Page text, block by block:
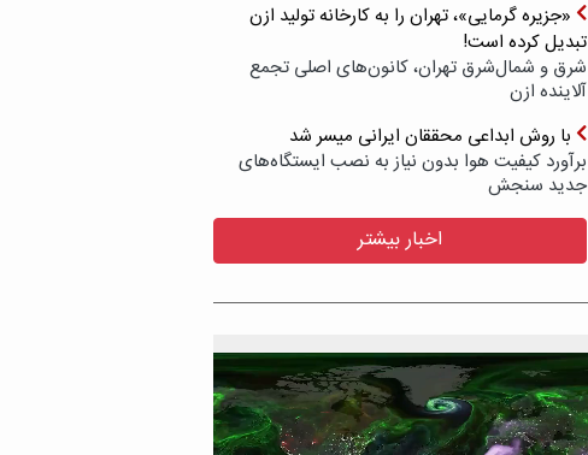
«جزیره گرمایی»، تهران را به کارخانه تولید ازن
تبدیل کرده است!
شرق و شمال‌شرق تهران، کانون‌های اصلی تجمع
آلاینده ازن
با روش ابداعی محققان ایرانی میسر شد
برآورد کیفیت هوا بدون نیاز به نصب ایستگاه‌های
جدید سنجش
اخبار بیشتر